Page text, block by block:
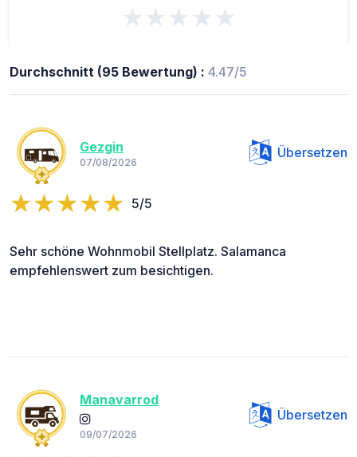
★★★★★
Durchschnitt (95 Bewertung) : 4.47/5
Gezgin
07/08/2026
Übersetzen
5/5
Sehr schöne Wohnmobil Stellplatz. Salamanca
empfehlenswert zum besichtigen.
Manavarrod
09/07/2026
Übersetzen